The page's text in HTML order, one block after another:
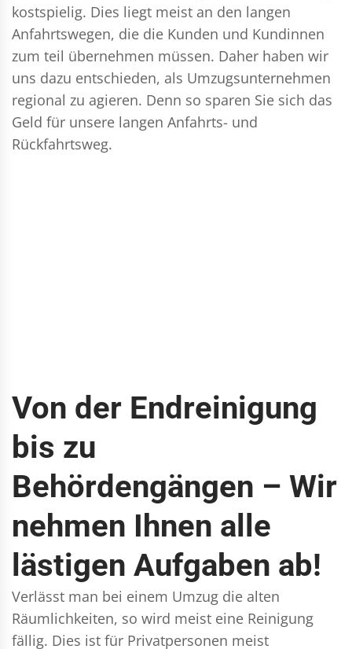
kostspielig. Dies liegt meist an den langen
Anfahrtswegen, die die Kunden und Kundinnen
zum teil übernehmen müssen. Daher haben wir
uns dazu entschieden, als Umzugsunternehmen
regional zu agieren. Denn so sparen Sie sich das
Geld für unsere langen Anfahrts- und
Rückfahrtsweg.
Von der Endreinigung
bis zu
Behördengängen – Wir
nehmen Ihnen alle
lästigen Aufgaben ab!
Verlässt man bei einem Umzug die alten
Räumlichkeiten, so wird meist eine Reinigung
fällig. Dies ist für Privatpersonen meist